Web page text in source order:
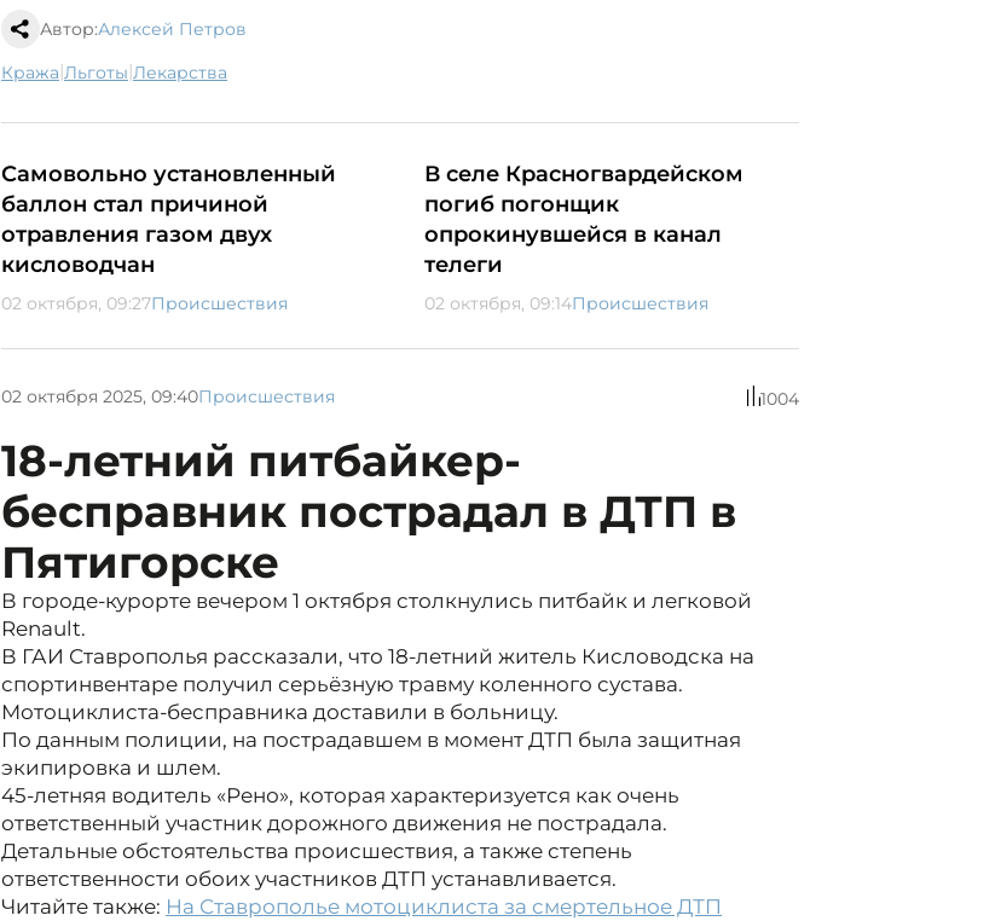
Автор:Алексей Петров
кража| льготы| лекарства
Самовольно установленный
баллон стал причиной
отравления газом двух
кисловодчан
02 октября, 09:27Происшествия
В селе Красногвардейском
погиб погонщик
опрокинувшейся в канал
телеги
02 октября, 09:14Происшествия
02 октября 2025, 09:40Происшествия 1004
18-летний питбайкер-
бесправник пострадал в ДТП в
Пятигорске
В городе-курорте вечером 1 октября столкнулись питбайк и легковой
Renault.
В ГАИ Ставрополья рассказали, что 18-летний житель Кисловодска на
спортинвентаре получил серьёзную травму коленного сустава.
Мотоциклиста-бесправника доставили в больницу.
По данным полиции, на пострадавшем в момент ДТП была защитная
экипировка и шлем.
45-летняя водитель «Рено», которая характеризуется как очень
ответственный участник дорожного движения не пострадала.
Детальные обстоятельства происшествия, а также степень
ответственности обоих участников ДТП устанавливается.
Читайте также: На Ставрополье мотоциклиста за смертельное ДТП